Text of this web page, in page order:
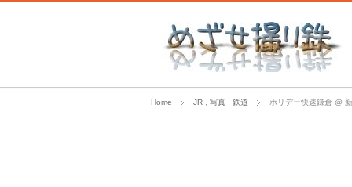
Home JR 写真 鉄道 ホリデー快速鎌倉 @